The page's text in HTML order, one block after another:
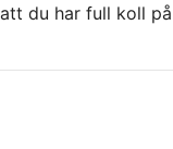
att du har full koll